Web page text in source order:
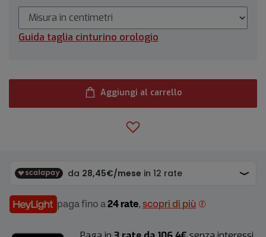
Guida taglia cinturino orologio
Aggiungi al carrello
paga fino a 24 rate, scopri di più